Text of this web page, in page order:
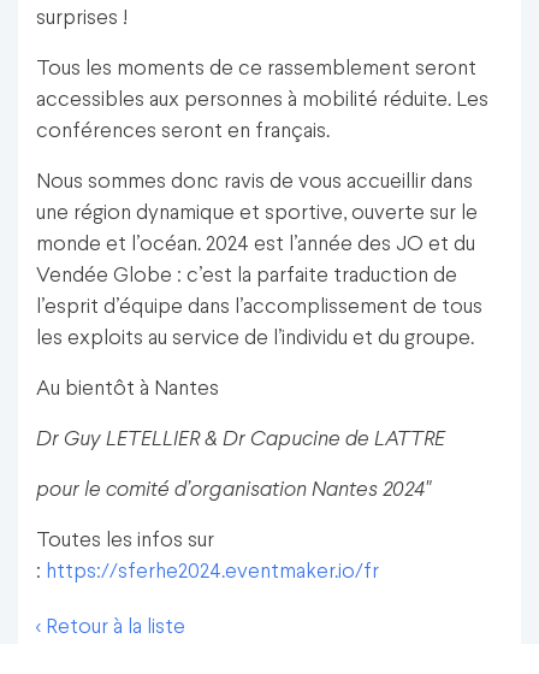
surprises !
Tous les moments de ce rassemblement seront
accessibles aux personnes à mobilité réduite. Les
conférences seront en français.
Nous sommes donc ravis de vous accueillir dans
une région dynamique et sportive, ouverte sur le
monde et l’océan. 2024 est l’année des JO et du
Vendée Globe : c’est la parfaite traduction de
l’esprit d’équipe dans l’accomplissement de tous
les exploits au service de l’individu et du groupe.
Au bientôt à Nantes
Dr Guy LETELLIER & Dr Capucine de LATTRE
pour le comité d’organisation Nantes 2024"
Toutes les infos sur
: https://sferhe2024.eventmaker.io/fr
< Retour à la liste